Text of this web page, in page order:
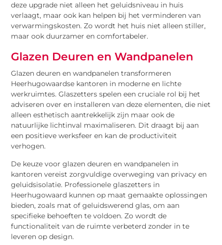
deze upgrade niet alleen het geluidsniveau in huis
verlaagt, maar ook kan helpen bij het verminderen van
verwarmingskosten. Zo wordt het huis niet alleen stiller,
maar ook duurzamer en comfortabeler.
Glazen Deuren en Wandpanelen
Glazen deuren en wandpanelen transformeren
Heerhugowaardse kantoren in moderne en lichte
werkruimtes. Glaszetters spelen een cruciale rol bij het
adviseren over en installeren van deze elementen, die niet
alleen esthetisch aantrekkelijk zijn maar ook de
natuurlijke lichtinval maximaliseren. Dit draagt bij aan
een positieve werksfeer en kan de productiviteit
verhogen.
De keuze voor glazen deuren en wandpanelen in
kantoren vereist zorgvuldige overweging van privacy en
geluidsisolatie. Professionele glaszetters in
Heerhugowaard kunnen op maat gemaakte oplossingen
bieden, zoals mat of geluidswerend glas, om aan
specifieke behoeften te voldoen. Zo wordt de
functionaliteit van de ruimte verbeterd zonder in te
leveren op design.